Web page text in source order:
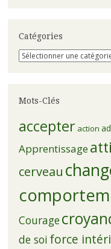
Catégories
Catégories
Mots-Clés
accepter action
Apprentissage
cerveau
Courage
de soi force